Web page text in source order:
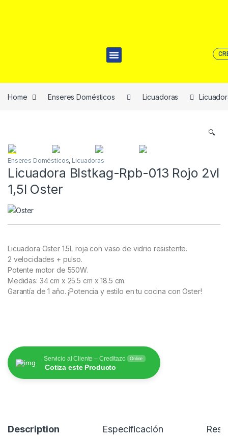
Home Enseres Domésticos Licuadoras
🔍
Enseres Domésticos, Licuadoras
Licuadora Blstkag-Rpb-013 Rojo 2vl
1,5l Oster
Licuadora Oster 1.5L roja con vaso de vidrio resistente.
2 velocidades + pulso.
Potente motor de 550W.
Medidas: 34 cm x 25.5 cm x 18.5 cm.
Garantía de 1 año. ¡Potencia y estilo en tu cocina con Oster!
Servicio al Cliente – Creditazo Online
Cotiza este Producto
Description Especificación